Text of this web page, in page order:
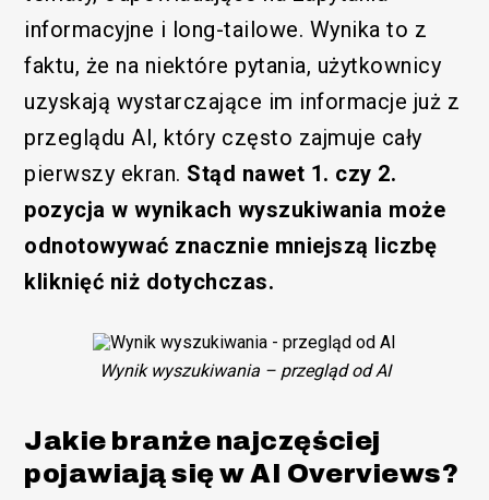
informacyjne i long-tailowe. Wynika to z
faktu, że na niektóre pytania, użytkownicy
uzyskają wystarczające im informacje już z
przeglądu AI, który często zajmuje cały
pierwszy ekran. Stąd nawet 1. czy 2.
pozycja w wynikach wyszukiwania może
odnotowywać znacznie mniejszą liczbę
kliknięć niż dotychczas.
Wynik wyszukiwania – przegląd od AI
Jakie branże najczęściej
pojawiają się w AI Overviews?